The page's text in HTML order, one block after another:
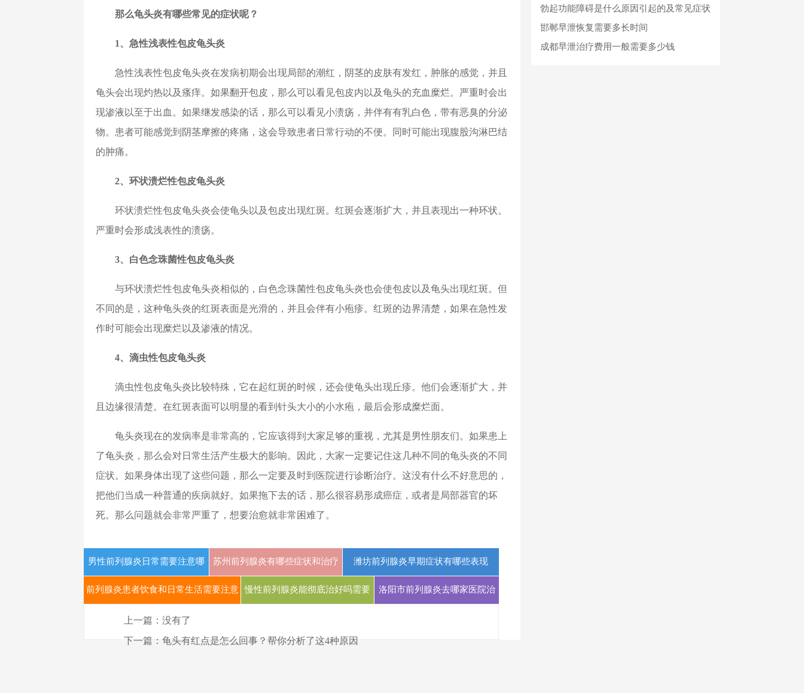
那么龟头炎有哪些常见的症状呢？
1、急性浅表性包皮龟头炎
急性浅表性包皮龟头炎在发病初期会出现局部的潮红，阴茎的皮肤有发红，肿胀的感觉，并且
龟头会出现灼热以及瘙痒。如果翻开包皮，那么可以看见包皮内以及龟头的充血糜烂。严重时会出
现渗液以至于出血。如果继发感染的话，那么可以看见小溃疡，并伴有有乳白色，带有恶臭的分泌
物。患者可能感觉到阴茎摩擦的疼痛，这会导致患者日常行动的不便。同时可能出现腹股沟淋巴结
的肿痛。
2、环状溃烂性包皮龟头炎
环状溃烂性包皮龟头炎会使龟头以及包皮出现红斑。红斑会逐渐扩大，并且表现出一种环状。
严重时会形成浅表性的溃疡。
3、白色念珠菌性包皮龟头炎
与环状溃烂性包皮龟头炎相似的，白色念珠菌性包皮龟头炎也会使包皮以及龟头出现红斑。但
不同的是，这种龟头炎的红斑表面是光滑的，并且会伴有小疱疹。红斑的边界清楚，如果在急性发
作时可能会出现糜烂以及渗液的情况。
4、滴虫性包皮龟头炎
滴虫性包皮龟头炎比较特殊，它在起红斑的时候，还会使龟头出现丘疹。他们会逐渐扩大，并
且边缘很清楚。在红斑表面可以明显的看到针头大小的小水疱，最后会形成糜烂面。
龟头炎现在的发病率是非常高的，它应该得到大家足够的重视，尤其是男性朋友们。如果患上
了龟头炎，那么会对日常生活产生极大的影响。因此，大家一定要记住这几种不同的龟头炎的不同
症状。如果身体出现了这些问题，那么一定要及时到医院进行诊断治疗。这没有什么不好意思的，
把他们当成一种普通的疾病就好。如果拖下去的话，那么很容易形成癌症，或者是局部器官的坏
死。那么问题就会非常严重了，想要治愈就非常困难了。
男性前列腺炎日常需要注意哪
些事项
苏州前列腺炎有哪些症状和治疗
方法
潍坊前列腺炎早期症状有哪些表现
前列腺炎患者饮食和日常生活需要注意
什么
慢性前列腺炎能彻底治好吗需要 洛阳市前列腺炎去哪家医院治
上一篇：没有了
下一篇： 龟头有红点是怎么回事？帮你分析了这4种原因
勃起功能障碍是什么原因引起的及常见症状
邯郸早泄恢复需要多长时间
成都早泄治疗费用一般需要多少钱